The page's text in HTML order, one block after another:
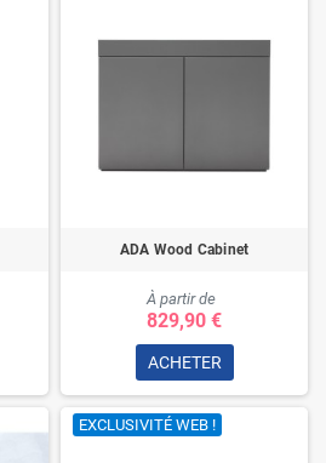
ADA Wood Cabinet
À partir de
829,90 €
ACHETER
EXCLUSIVITÉ WEB !